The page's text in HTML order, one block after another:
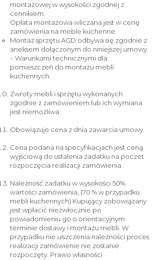
montażowej w wysokości zgodnej z
cennikiem.
Opłata montażowa wliczana jest w cenę
zamówienia na meble kuchenne.
Montaż sprzętu AGD odbywa się zgodnie z
aneksem dołączonym do niniejszej umowy
– Warunkami technicznymi dla
pomieszczeń do montażu mebli
kuchennych.
Zwroty mebli i sprzętu wykonanych
zgodnie z zamówieniem lub ich wymiana
jest niemożliwa.
Obowiązuje cena z dnia zawarcia umowy.
Cena podana na specyfikacjach jest ceną
wyjściową do ustalenia zadatku na poczet
rozpoczęcia realizacji zamówienia.
Należność zadatku w wysokości 50%
wartości zamówienia, (70 % w przypadku
mebli kuchennych) Kupujący zobowiązany
jest wpłacić niezwłocznie po
powiadomieniu go o orientacyjnym
terminie dostawy i montażu mebli. W
przypadku nie uiszczenia należności proces
realizacji zamówienie nie zostanie
rozpoczęty. Prawo własności